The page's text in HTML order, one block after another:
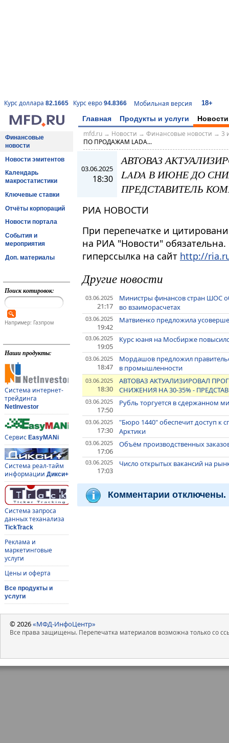
Курс доллара 82.1665 Курс евро 94.8366 Мобильная версия 18+
Главная Продукты и услуги Новости
Финансовые
новости
Новости эмитентов
Календарь
макростатистики
Ключевые ставки
Отчёты корпораций
Новости портала
События и
мероприятия
Доп. материалы
Поиск котировок:
Например: Газпром
Наши продукты:
Система интернет-
трейдинга
NetInvestor
Сервис EasyMANi
Система реал-тайм
информации Дикси+
Система запроса
данных теханализа
TickTrack
Реклама и
маркетинговые
услуги
Цены и оферта
Все продукты и
услуги
mfd.ru→ Новости → Финансовые новости → 3
ПО ПРОДАЖАМ LADA...
03.06.2025
18:30
АВТОВАЗ
LADA В ИЮНЕ ДО
ПРЕДСТАВИТЕЛЬ
РИА НОВОСТИ
При перепечатке и
на РИА "Новости"
гиперссылка на сайт http://
Другие новости
03.06.2025
21:17
Министры финансов стран ШОС
во взаиморасчетах
03.06.2025
19:42
Матвиенко предложила
03.06.2025
19:05
Курс юаня на Мосбирже
03.06.2025
18:47
Мордашов предложил
в промышленности
03.06.2025
18:30
АВТОВАЗ АКТУАЛИЗИРОВАЛ
СНИЖЕНИЯ НА 30-35% -
03.06.2025
17:50
Рубль торгуется в сдержанном
03.06.2025
17:30
"Бюро 1440" обеспечит доступ к
Арктики
03.06.2025
17:06
Объём производственных
03.06.2025
17:03
Число открытых вакансий на
Комментарии отключены.
© 2026«МФД-ИнфоЦентр»
Все права защищены. Перепечатка материалов возможна только со